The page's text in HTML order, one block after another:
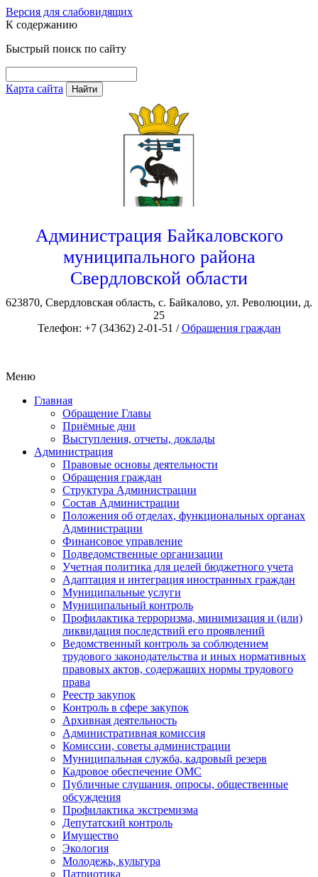
Версия для слабовидящих
К содержанию
Быстрый поиск по сайту
Карта сайта Найти
Администрация Байкаловского
муниципального района
Свердловской области
623870, Свердловская область, с. Байкалово, ул. Революции, д.
25
Телефон: +7 (34362) 2-01-51 /Обращения граждан
Меню
Главная
Обращение Главы
Приёмные дни
Выступления, отчеты, доклады
Администрация
Правовые основы деятельности
Обращения граждан
Структура Администрации
Состав Администрации
Положения об отделах, функциональных органах
Администрации
Финансовое управление
Подведомственные организации
Учетная политика для целей бюджетного учета
Адаптация и интеграция иностранных граждан
Муниципальные услуги
Муниципальный контроль
Профилактика терроризма, минимизация и (или)
ликвидация последствий его проявлений
Ведомственный контроль за соблюдением
трудового законодательства и иных нормативных
правовых актов, содержащих нормы трудового
права
Реестр закупок
Контроль в сфере закупок
Архивная деятельность
Административная комиссия
Комиссии, советы администрации
Муниципальная служба, кадровый резерв
Кадровое обеспечение ОМС
Публичные слушания, опросы, общественные
обсуждения
Профилактика экстремизма
Депутатский контроль
Имущество
Экология
Молодежь, культура
Патриотика